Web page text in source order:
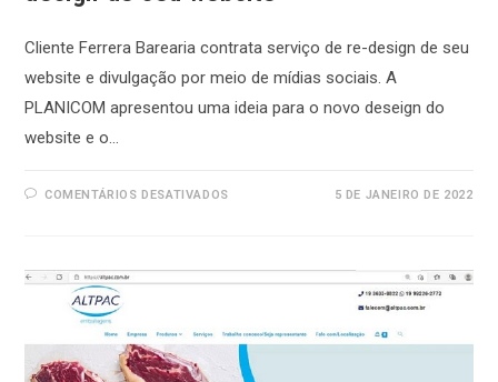
Cliente Ferrera Barearia contrata serviço de re-design de seu
website e divulgação por meio de mídias sociais. A
PLANICOM apresentou uma ideia para o novo deseign do
website e o…
COMENTÁRIOS DESATIVADOSEM
DESIGN
5 DE JANEIRO DE 2022